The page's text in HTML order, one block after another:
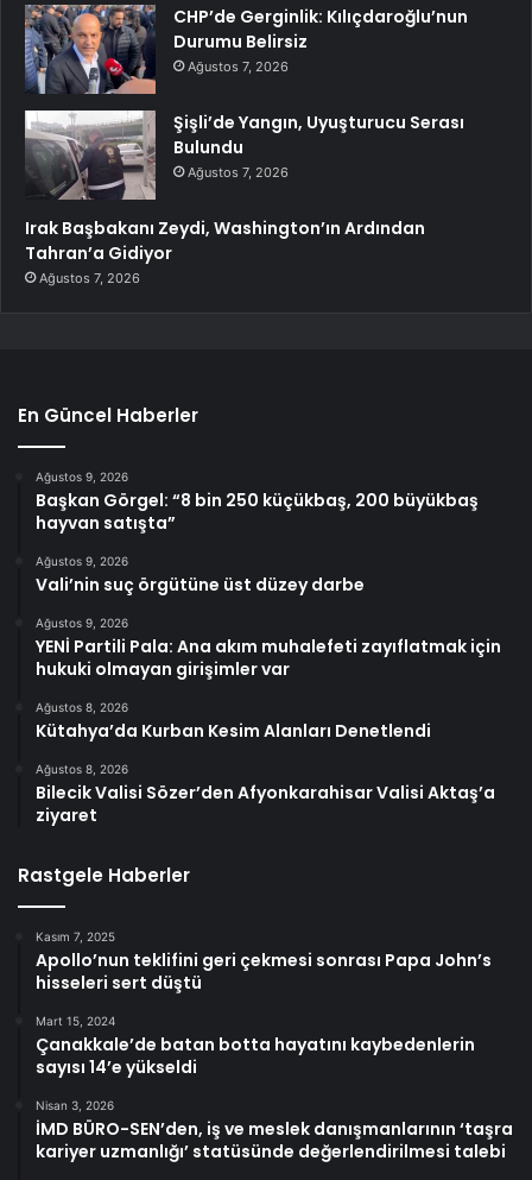
CHP’de Gerginlik: Kılıçdaroğlu’nun
Durumu Belirsiz
Ağustos 7, 2026
Şişli’de Yangın, Uyuşturucu Serası
Bulundu
Ağustos 7, 2026
Irak Başbakanı Zeydi, Washington’ın Ardından
Tahran’a Gidiyor
Ağustos 7, 2026
En Güncel Haberler
Ağustos 9, 2026
Başkan Görgel: “8 bin 250 küçükbaş, 200 büyükbaş
hayvan satışta”
Ağustos 9, 2026
Vali’nin suç örgütüne üst düzey darbe
Ağustos 9, 2026
YENİ Partili Pala: Ana akım muhalefeti zayıflatmak için
hukuki olmayan girişimler var
Ağustos 8, 2026
Kütahya’da Kurban Kesim Alanları Denetlendi
Ağustos 8, 2026
Bilecik Valisi Sözer’den Afyonkarahisar Valisi Aktaş’a
ziyaret
Rastgele Haberler
Kasım 7, 2025
Apollo’nun teklifini geri çekmesi sonrası Papa John’s
hisseleri sert düştü
Mart 15, 2024
Çanakkale’de batan botta hayatını kaybedenlerin
sayısı 14’e yükseldi
Nisan 3, 2026
İMD BÜRO-SEN’den, iş ve meslek danışmanlarının ‘taşra
kariyer uzmanlığı’ statüsünde değerlendirilmesi talebi